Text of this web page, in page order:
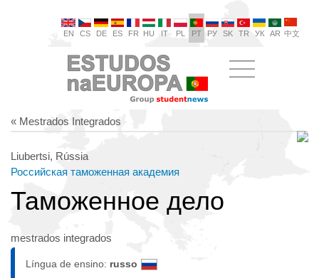
EN CS DE ES FR HU IT PL PT РУ SK TR УК AR 中文
« Mestrados Integrados
Liubertsi, Rússia
Российская таможенная академия
Таможенное дело
mestrados integrados
Língua de ensino: russo